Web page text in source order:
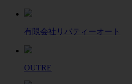
有限会社リバティーオート
OUTRE